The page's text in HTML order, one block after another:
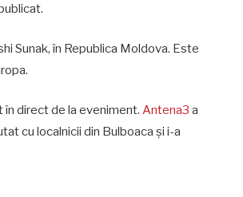
Sunak, în Republica Moldova. Este
în direct de la eveniment. Antena3 a
cu localnicii din Bulboaca și i-a